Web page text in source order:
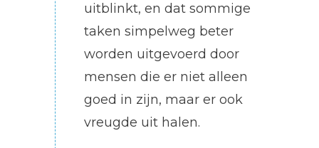
uitblinkt, en dat sommige
taken simpelweg beter
worden uitgevoerd door
mensen die er niet alleen
goed in zijn, maar er ook
vreugde uit halen.